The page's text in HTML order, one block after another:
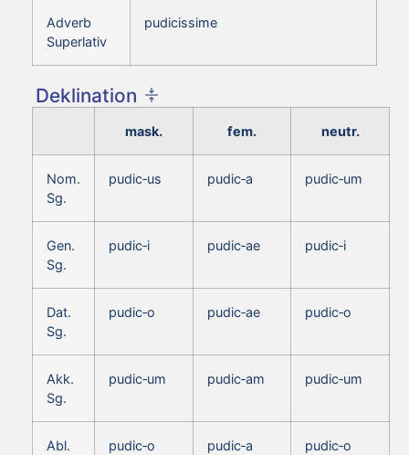
Adverb
Superlativ
pudicissime
Deklination
mask. fem. neutr.
Nom.
Sg.
pudic‑us pudic‑a pudic‑um
Gen.
Sg.
pudic‑i pudic‑ae pudic‑i
Dat.
Sg.
pudic‑o pudic‑ae pudic‑o
Akk.
Sg.
pudic‑um pudic‑am pudic‑um
Abl.
pudic‑o pudic‑a pudic‑o